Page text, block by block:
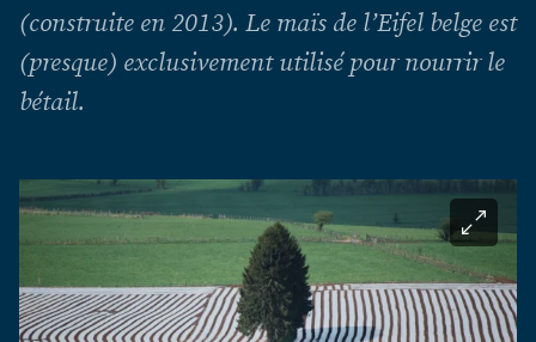
(construite en 2013). Le maïs de l’Eifel belge est
(presque) exclusivement utilisé pour nourrir le
bétail.